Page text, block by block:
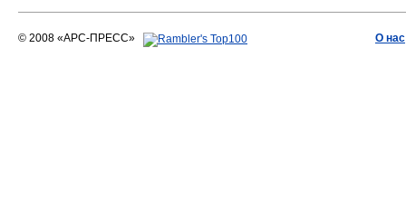
© 2008 «АРС-ПРЕСС» О нас